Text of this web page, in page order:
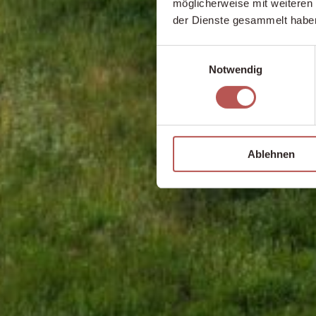
möglicherweise mit
der Dienste gesammelt
Notwendig
Ablehnen